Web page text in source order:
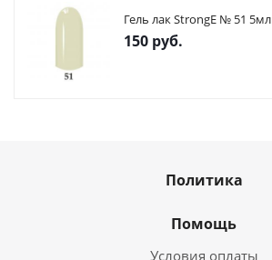
Гель лак StrongE № 51 5мл
150 руб.
Политика
Помощь
Условия оплаты